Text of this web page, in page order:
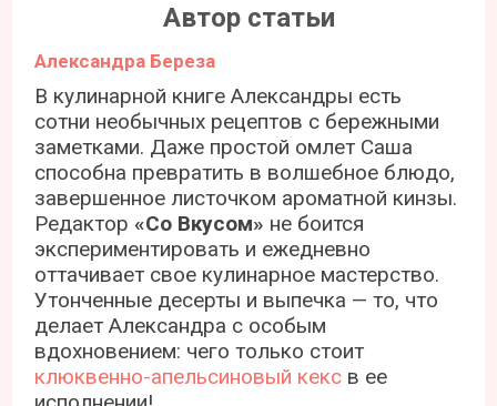
Автор статьи
Александра Береза
В кулинарной книге Александры есть
сотни необычных рецептов с бережными
заметками. Даже простой омлет Саша
способна превратить в волшебное блюдо,
завершенное листочком ароматной кинзы.
Редактор«Со Вкусом» не боится
экспериментировать и ежедневно
оттачивает свое кулинарное мастерство.
Утонченные десерты и выпечка — то, что
делает Александра с особым
вдохновением: чего только стоит
клюквенно-апельсиновый кекс в ее